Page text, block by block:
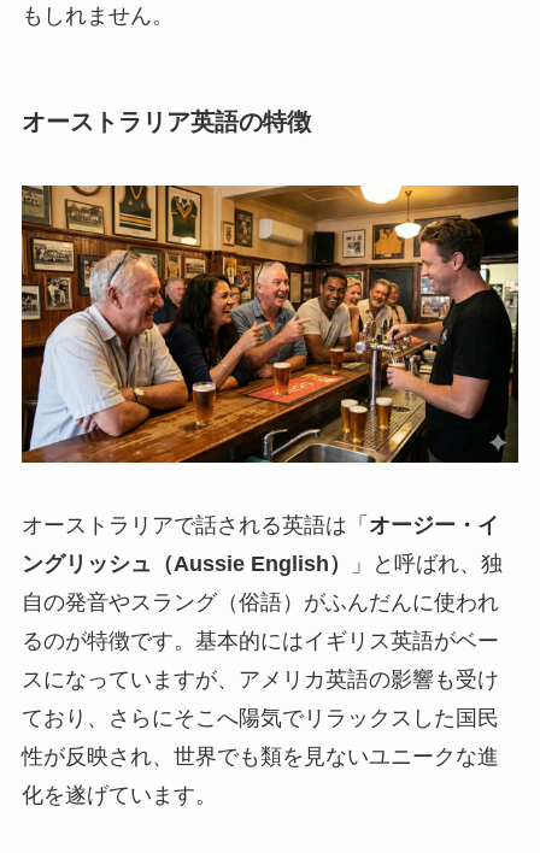
もしれません。
オーストラリア英語の特徴
オーストラリアで話される英語は「 オージー・イ
ングリッシュ（Aussie English）
」と呼ばれ、独
自の発音やスラング（俗語）がふんだんに使われ
るのが特徴です。基本的にはイギリス英語がベー
スになっていますが、アメリカ英語の影響も受け
ており、さらにそこへ陽気でリラックスした国民
性が反映され、世界でも類を見ないユニークな進
化を遂げています。